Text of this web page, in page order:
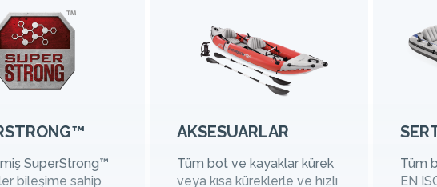
SuperStrong™
bileşime sahip
AKSESUARLAR
Tüm bot ve kayaklar kürek
veya kısa küreklerle ve hızlı
Tüm
EN